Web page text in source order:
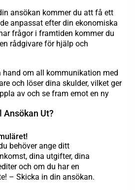
ansökan kommer du att få ett
anpassat efter din ekonomiska
frågor i framtiden kommer du
rådgivare för hjälp och
hand om all kommunikation med
och löser dina skulder, vilket ger
av och se fram emot en ny
Ansökan Ut?
behöver ange ditt
dina utgifter, dina
och om du har en
– Skicka in din ansökan.